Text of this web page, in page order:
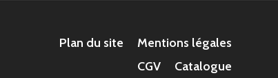
Plan du site
Mentions légales
CGV
Catalogue